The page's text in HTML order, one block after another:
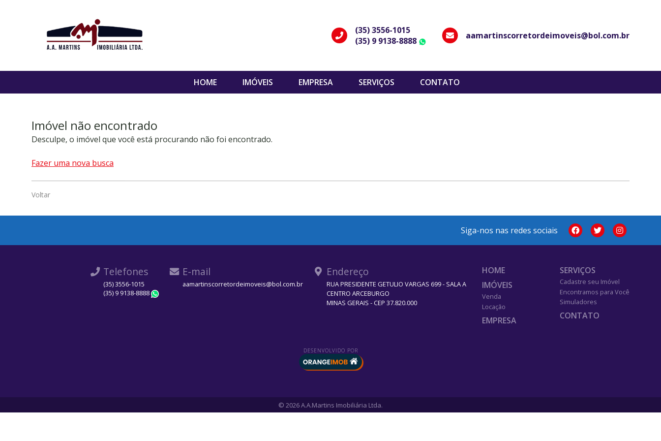
(35) 3556-1015
(35) 9 9138-8888
WhatsApp
aamartinscorretordeimoveis@bol.com.br
HOME IMÓVEIS EMPRESA SERVIÇOS CONTATO
Imóvel não encontrado
Desculpe, o imóvel que você está procurando não foi encontrado.
Fazer uma nova busca
Voltar
Siga-nos nas redes sociais
Telefones
(35) 3556-1015
(35) 9 9138-8888
E-mail
aamartinscorretordeimoveis@bol.com.br
Endereço
RUA PRESIDENTE GETULIO VARGAS 699 - SALA A
CENTRO ARCEBURGO
MINAS GERAIS - CEP 37.820.000
HOME
IMÓVEIS
Venda
Locação
EMPRESA
SERVIÇOS
Cadastre seu Imóvel
Encontramos para Você
Simuladores
CONTATO
DESENVOLVIDO POR
© 2026 A.A.Martins Imobiliária Ltda.